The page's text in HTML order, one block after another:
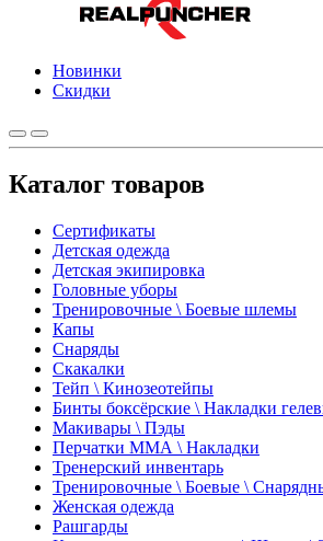
Новинки
Скидки
Каталог товаров
Сертификаты
Детская одежда
Детская экипировка
Головные уборы
Тренировочные \ Боевые шлемы
Капы
Снаряды
Скакалки
Тейп \ Кинозеотейпы
Бинты боксёрские \ Накладки
Макивары \ Пэды
Перчатки ММА \ Накладки
Тренерский инвентарь
Тренировочные \ Боевые \
Женская одежда
Рашгарды